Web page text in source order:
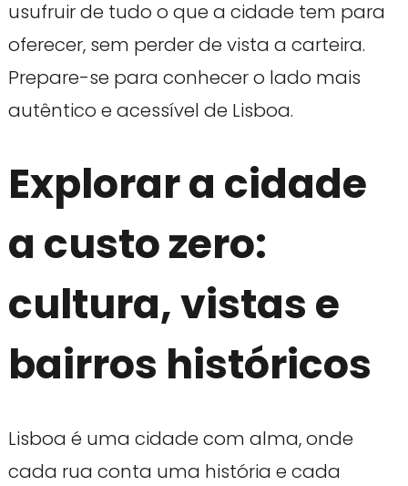
usufruir de tudo o que a cidade tem para
oferecer, sem perder de vista a carteira.
Prepare-se para conhecer o lado mais
autêntico e acessível de Lisboa.
Explorar a cidade
a custo zero:
cultura, vistas e
bairros históricos
Lisboa é uma cidade com alma, onde
cada rua conta uma história e cada